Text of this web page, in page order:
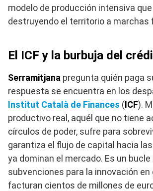
modelo de producción intensiva
destruyendo el territorio a marchas
El ICF y la burbuja del
Serramitjana pregunta quién paga
respuesta se encuentra en los
Institut Català de Finances (ICF).
productivo real, aquél que no tiene
círculos de poder, sufre para
garantiza el flujo de capital hacia
ya dominan el mercado. Es un bucle
subvenciones para la innovación en
facturan cientos de millones de